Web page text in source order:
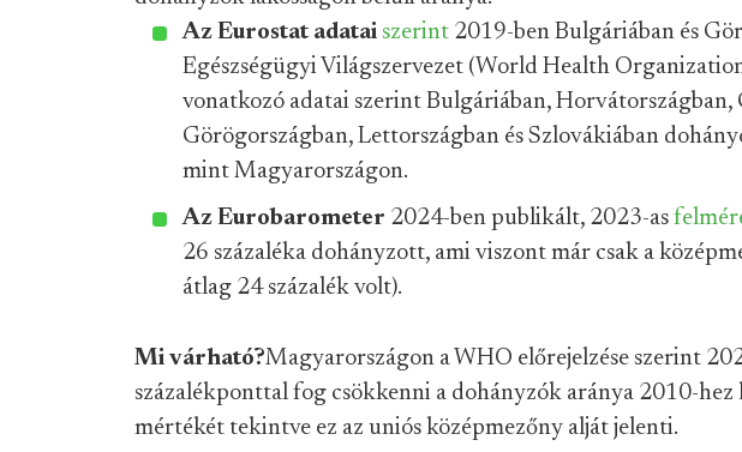
Az Eurostat adatai szerint 2019-ben Bulgáriában és
Egészségügyi Világszervezet (World Health
vonatkozó adatai szerint Bulgáriában, Horvátországban,
Görögországban, Lettországban és Szlovákiában
mint Magyarországon.
Az Eurobarometer 2024-ben publikált, 2023-as
26 százaléka dohányzott, ami viszont már csak a
átlag 24 százalék volt).
Mi várható?Magyarországon a WHO előrejelzése szerint
százalékponttal fog csökkenni a dohányzók aránya 2010-hez
mértékét tekintve ez az uniós középmezőny alját jelenti.